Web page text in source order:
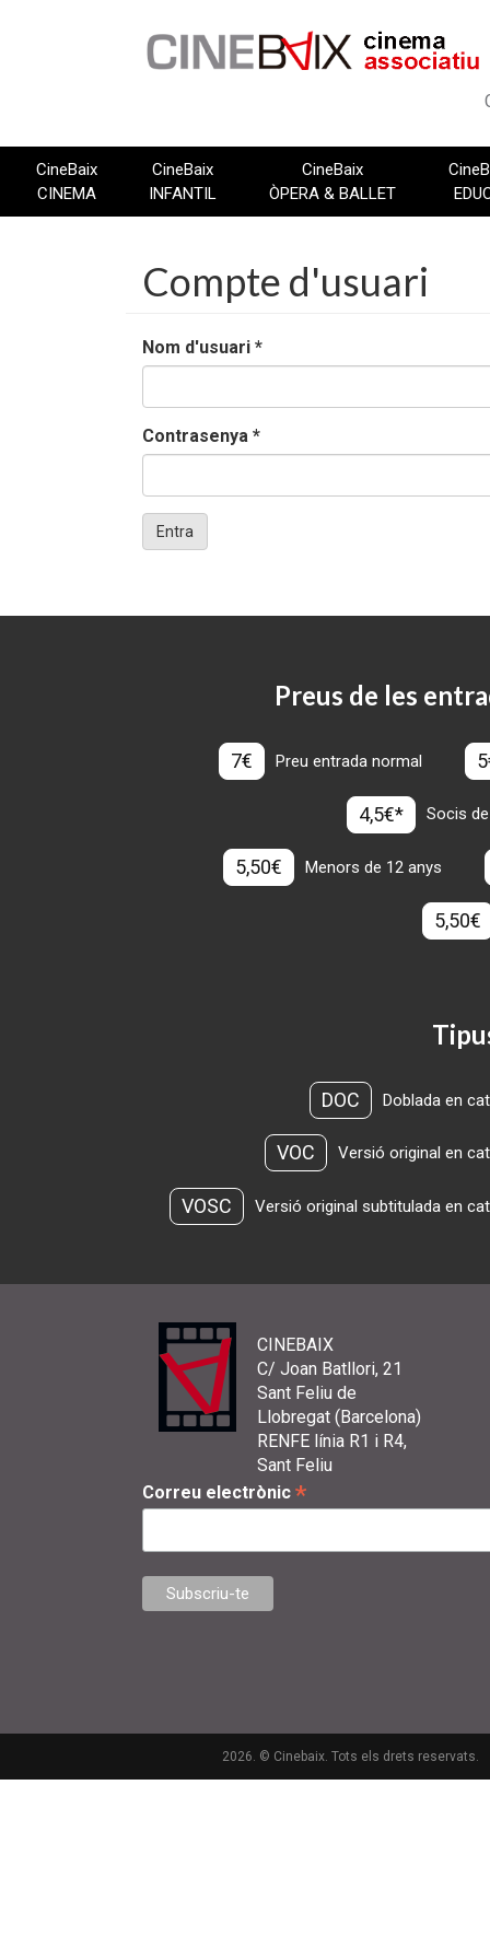
CineBaix
CINEMA
CineBaix
INFANTIL
CineBaix
ÒPERA & BALLET
Compte d'usuari
Nom d'usuari *
Contrasenya *
Entra
Preus de les
7€ Preu entrada normal
4,5€* Socis
5,50€ Menors de 12 anys
5,50€
DOC Doblada en
VOC Versió original en
VOSC Versió original subtitulada en
CINEBAIX
C/ Joan Batllori, 21
Sant Feliu de
Llobregat (Barcelona)
RENFE línia R1 i R4,
Sant Feliu
Correu electrònic *
2026. © Cinebaix. Tots els drets reservats.